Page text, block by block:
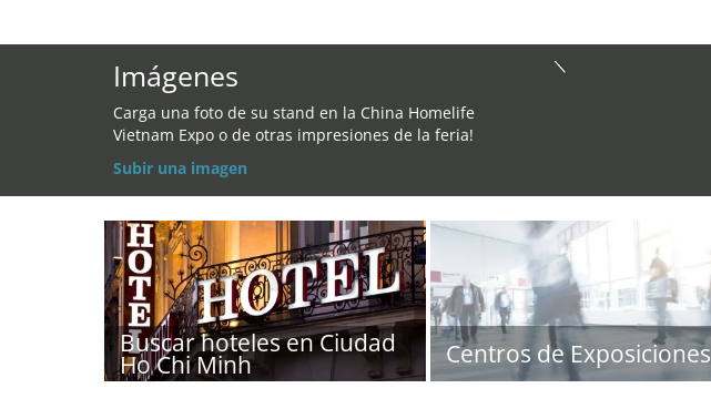
Imágenes
Carga una foto de su stand en la China Homelife
Vietnam Expo o de otras impresiones de la feria!
Subir una imagen
Buscar hoteles en Ciudad
Ho Chi Minh Centros de Exposiciones